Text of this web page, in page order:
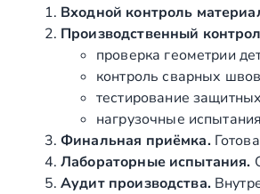
п
о
в
а
н
Входной контроль
Производственный
проверка геометрии
контроль сварных
тестирование
нагрузочные
Финальная приёмка.
Лабораторные испытания.
Аудит производства.